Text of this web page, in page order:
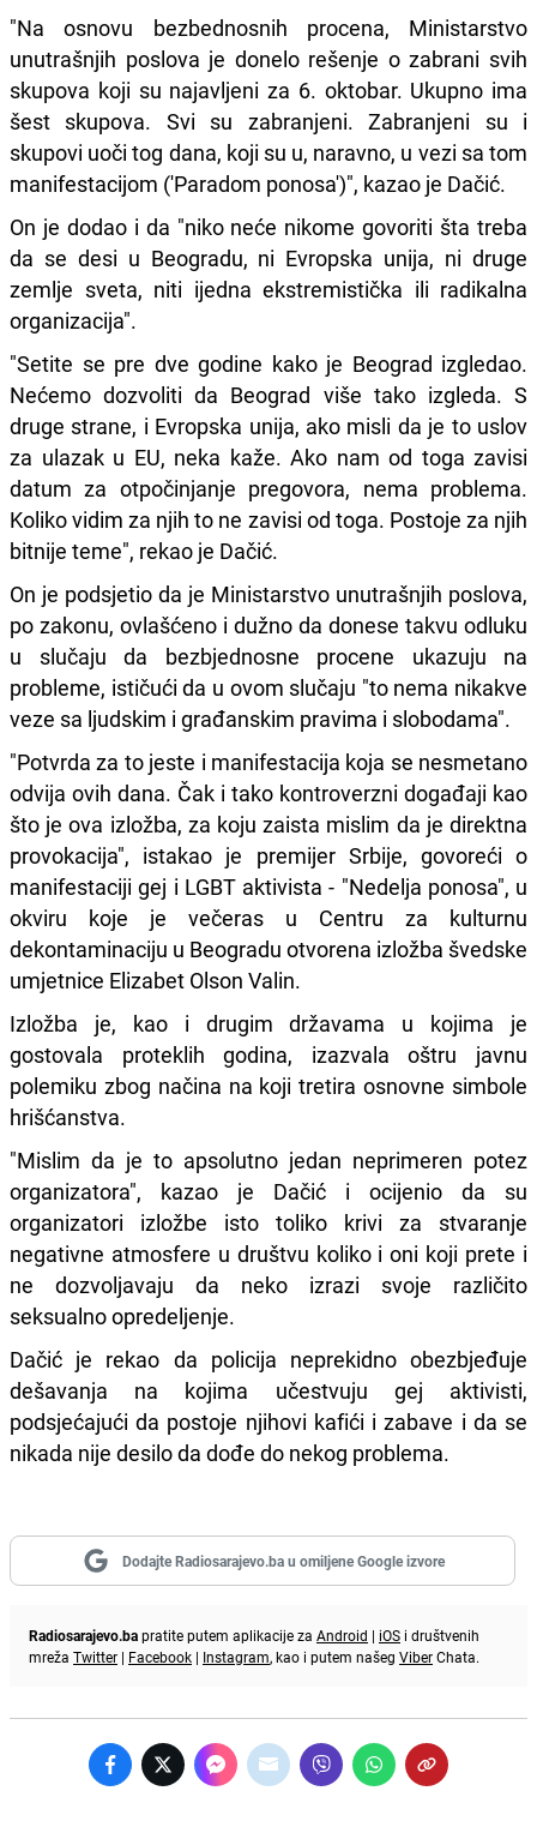
"Na osnovu bezbednosnih procena, Ministarstvo
unutrašnjih poslova je donelo rešenje o zabrani svih
skupova koji su najavljeni za 6. oktobar. Ukupno ima
šest skupova. Svi su zabranjeni. Zabranjeni su i
skupovi uoči tog dana, koji su u, naravno, u vezi sa tom
manifestacijom ('Paradom ponosa')", kazao je Dačić.
On je dodao i da "niko neće nikome govoriti šta treba
da se desi u Beogradu, ni Evropska unija, ni druge
zemlje sveta, niti ijedna ekstremistička ili radikalna
organizacija".
"Setite se pre dve godine kako je Beograd izgledao.
Nećemo dozvoliti da Beograd više tako izgleda. S
druge strane, i Evropska unija, ako misli da je to uslov
za ulazak u EU, neka kaže. Ako nam od toga zavisi
datum za otpočinjanje pregovora, nema problema.
Koliko vidim za njih to ne zavisi od toga. Postoje za njih
bitnije teme", rekao je Dačić.
On je podsjetio da je Ministarstvo unutrašnjih poslova,
po zakonu, ovlašćeno i dužno da donese takvu odluku
u slučaju da bezbjednosne procene ukazuju na
probleme, ističući da u ovom slučaju "to nema nikakve
veze sa ljudskim i građanskim pravima i slobodama".
"Potvrda za to jeste i manifestacija koja se nesmetano
odvija ovih dana. Čak i tako kontroverzni događaji kao
što je ova izložba, za koju zaista mislim da je direktna
provokacija", istakao je premijer Srbije, govoreći o
manifestaciji gej i LGBT aktivista - "Nedelja ponosa", u
okviru koje je večeras u Centru za kulturnu
dekontaminaciju u Beogradu otvorena izložba švedske
umjetnice Elizabet Olson Valin.
Izložba je, kao i drugim državama u kojima je
gostovala proteklih godina, izazvala oštru javnu
polemiku zbog načina na koji tretira osnovne simbole
hrišćanstva.
"Mislim da je to apsolutno jedan neprimeren potez
organizatora", kazao je Dačić i ocijenio da su
organizatori izložbe isto toliko krivi za stvaranje
negativne atmosfere u društvu koliko i oni koji prete i
ne dozvoljavaju da neko izrazi svoje različito
seksualno opredeljenje.
Dačić je rekao da policija neprekidno obezbjeđuje
dešavanja na kojima učestvuju gej aktivisti,
podsjećajući da postoje njihovi kafići i zabave i da se
nikada nije desilo da dođe do nekog problema.
Dodajte Radiosarajevo.ba u omiljene Google izvore
Radiosarajevo.bapratite putem aplikacije za Android | iOS i društvenih
mreža Twitter | Facebook | Instagram, kao i putem našeg ViberChata.